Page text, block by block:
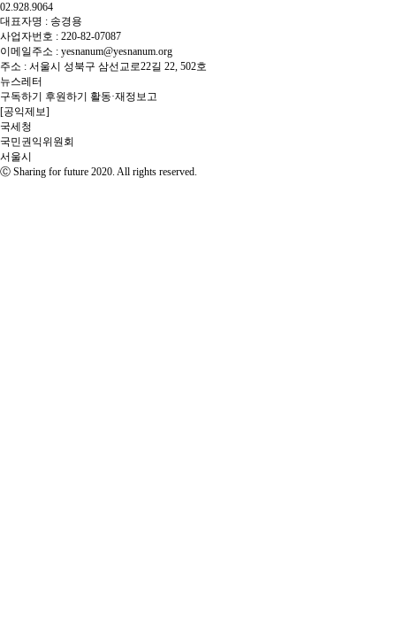
02.928.9064
대표자명 : 송경용
사업자번호 : 220-82-07087
이메일주소 : yesnanum@yesnanum.org
주소 : 서울시 성북구 삼선교로22길 22, 502호
뉴스레터
구독하기
후원하기
활동·재정보고
[공익제보]
국세청
국민권익위원회
서울시
Ⓒ Sharing for future 2020. All rights reserved.